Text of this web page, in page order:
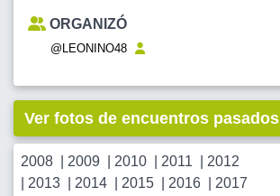
ORGANIZÓ
@LEONINO48
Ver fotos de encuentros pasados
2008 2009 2010 2011
2012
2013 2014 2015 2016
2017